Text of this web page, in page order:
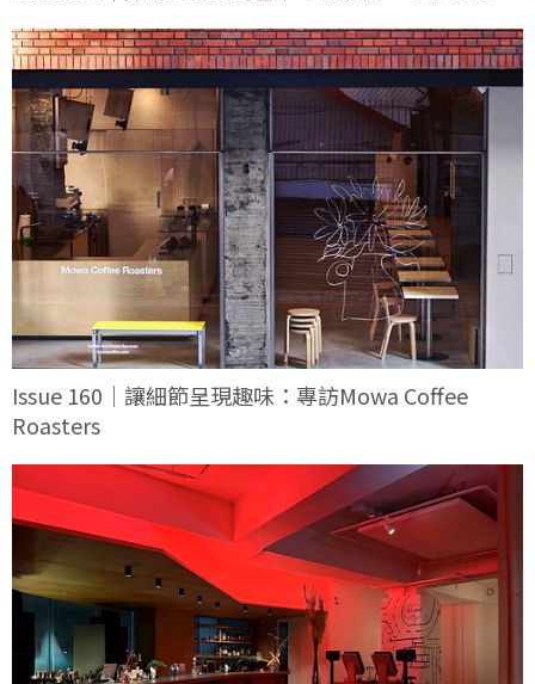
Issue 160｜讓細節呈現趣味：專訪Mowa Coffee
Roasters